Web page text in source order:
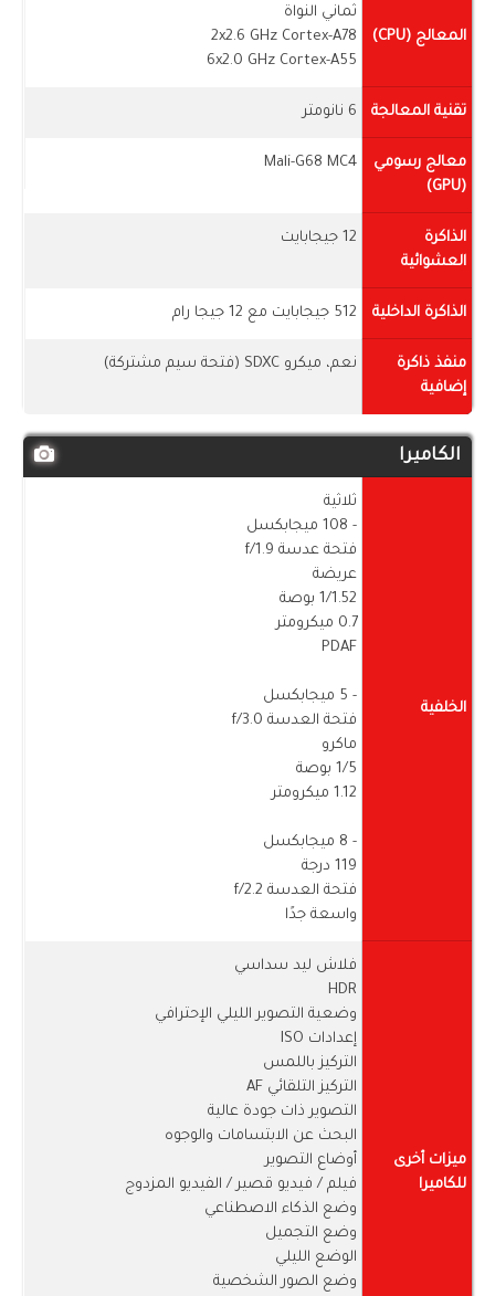
المعالج (CPU)
ثماني النواة
2x2.6 GHz Cortex-A78
6x2.0 GHz Cortex-A55
تقنية المعالجة 6 نانومتر
معالج رسومي
(GPU)
Mali-G68 MC4
الذاكرة
العشوائية
12 جيجابايت
الذاكرة الداخلية 512 جيجابايت مع 12 جيجا رام
منفذ ذاكرة
إضافية
نعم، ميكرو SDXC (فتحة سيم مشتركة)
الكاميرا
الخلفية
ثلاثية
- 108 ميجابكسل
فتحة عدسة f/1.9
عريضة
1/1.52 بوصة
0.7 ميكرومتر
PDAF
- 5 ميجابكسل
فتحة العدسة f/3.0
ماكرو
1/5 بوصة
1.12 ميكرومتر
- 8 ميجابكسل
119 درجة
فتحة العدسة f/2.2
واسعة جدًا
ميزات أخرى
للكاميرا
فلاش ليد سداسي
HDR
وضعية التصوير الليلي الإحترافي
إعدادات ISO
التركيز باللمس
التركيز التلقائي AF
التصوير ذات جودة عالية
البحث عن الابتسامات والوجوه
أوضاع التصوير
فيلم / فيديو قصير / الفيديو المزدوج
وضع الذكاء الاصطناعي
وضع التجميل
الوضع الليلي
وضع الصور الشخصية